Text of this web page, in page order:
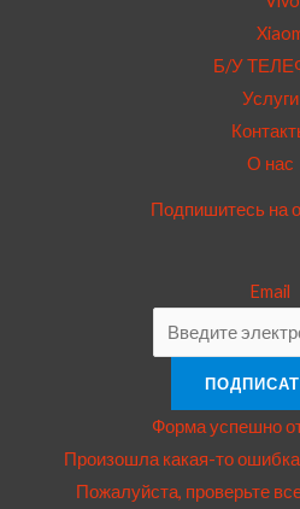
Б/У
Услуги
О нас
Подпишитесь на
Email
Форма успешно
Произошла какая-то
Пожалуйста, проверьте